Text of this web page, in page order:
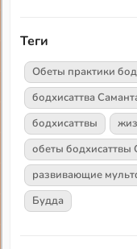
Теги
Обеты практики
бодхисаттва
бодхисаттвы
обеты бодхисаттвы
развивающие
Будда